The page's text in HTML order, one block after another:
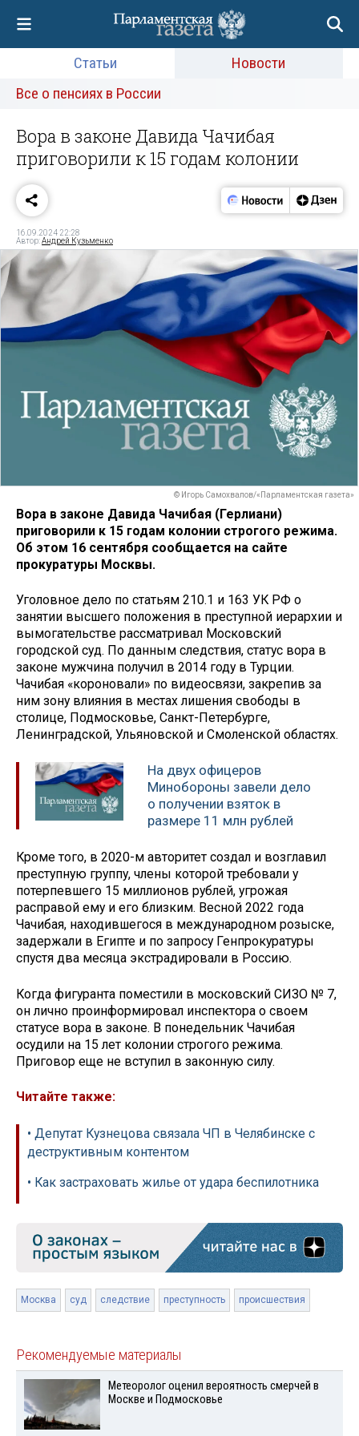
Статьи
Новости
Все о пенсиях в России
Вора в законе Давида Чачибая
приговорили к 15 годам колонии
16.09.2024 22:28
Автор:Андрей Кузьменко
© Игорь Самохвалов/«Парламентская газета»
Вора в законе Давида Чачибая (Герлиани)
приговорили к 15 годам колонии строгого режима.
Об этом 16 сентября сообщается на сайте
прокуратуры Москвы.
Уголовное дело по статьям 210.1 и 163 УК РФ о
занятии высшего положения в преступной иерархии и
вымогательстве рассматривал Московский
городской суд. По данным следствия, статус вора в
законе мужчина получил в 2014 году в Турции.
Чачибая «короновали» по видеосвязи, закрепив за
ним зону влияния в местах лишения свободы в
столице, Подмосковье, Санкт-Петербурге,
Ленинградской, Ульяновской и Смоленской областях.
На двух офицеров
Минобороны завели дело
о получении взяток в
размере 11 млн рублей
Кроме того, в 2020-м авторитет создал и возглавил
преступную группу, члены которой требовали у
потерпевшего 15 миллионов рублей, угрожая
расправой ему и его близким. Весной 2022 года
Чачибая, находившегося в международном розыске,
задержали в Египте и по запросу Генпрокуратуры
спустя два месяца экстрадировали в Россию.
Когда фигуранта поместили в московский СИЗО № 7,
он лично проинформировал инспектора о своем
статусе вора в законе. В понедельник Чачибая
осудили на 15 лет колонии строгого режима.
Приговор еще не вступил в законную силу.
Читайте также:
• Депутат Кузнецова связала ЧП в Челябинске с
деструктивным контентом
• Как застраховать жилье от удара беспилотника
Москва суд следствие преступность происшествия
Рекомендуемые материалы
Метеоролог оценил вероятность смерчей в
Москве и Подмосковье